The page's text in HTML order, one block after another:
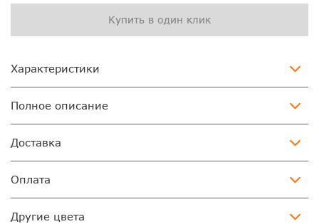
Купить в один клик
Характеристики
Полное описание
Доставка
Оплата
Другие цвета